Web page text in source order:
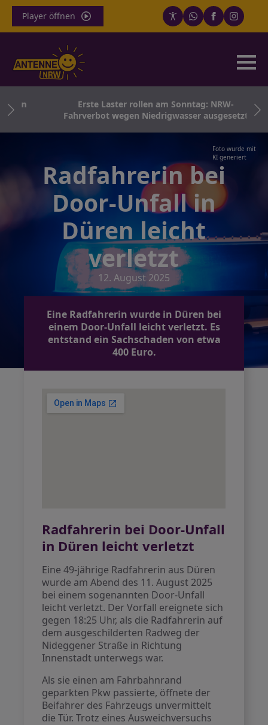
Player öffnen
Erste Laster rollen am Sonntag: NRW-
Fahrverbot wegen Niedrigwasser ausgesetzt
Foto wurde mit
KI generiert
Radfahrerin bei
Door-Unfall in
Düren leicht
verletzt
12. August 2025
Eine Radfahrerin wurde in Düren bei
einem Door-Unfall leicht verletzt. Es
entstand ein Sachschaden von etwa
400 Euro.
Radfahrerin bei Door-Unfall
in Düren leicht verletzt
Eine 49-jährige Radfahrerin aus Düren
wurde am Abend des 11. August 2025
bei einem sogenannten Door-Unfall
leicht verletzt. Der Vorfall ereignete sich
gegen 18:25 Uhr, als die Radfahrerin auf
dem ausgeschilderten Radweg der
Nideggener Straße in Richtung
Innenstadt unterwegs war.
Als sie einen am Fahrbahnrand
geparkten Pkw passierte, öffnete der
Beifahrer des Fahrzeugs unvermittelt
die Tür. Trotz eines Ausweichversuchs